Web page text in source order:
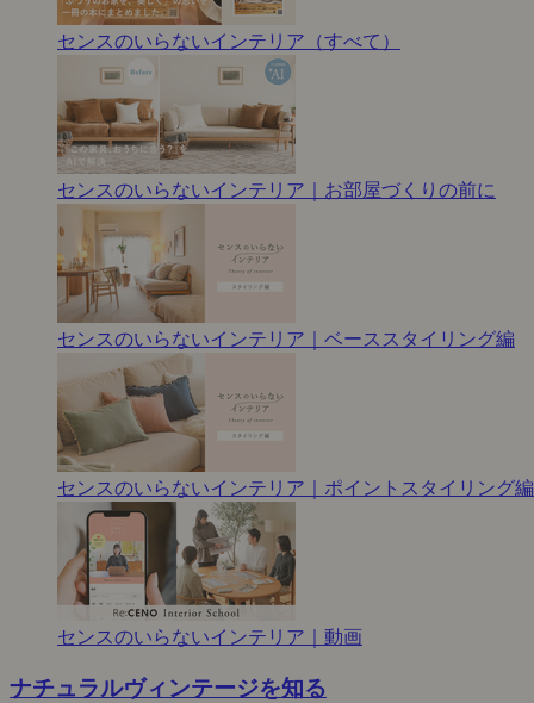
センスのいらないインテリア（すべて）
センスのいらないインテリア｜お部屋づくりの前に
センスのいらないインテリア｜ベーススタイリング編
センスのいらないインテリア｜ポイントスタイリング編
センスのいらないインテリア｜動画
ナチュラルヴィンテージを知る